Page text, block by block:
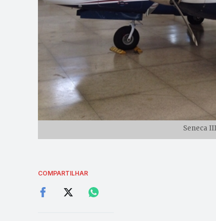
Seneca
COMPARTILHAR